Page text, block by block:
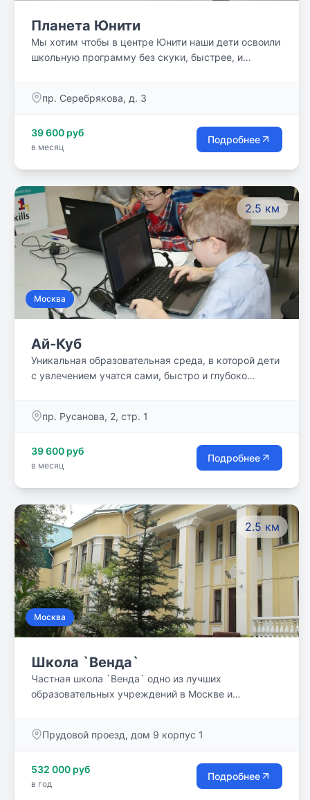
Планета Юнити
Мы хотим чтобы в центре Юнити наши дети освоили
школьную программу без скуки, быстрее, и
пр. Серебрякова, д. 3
39 600 руб
в месяц
Подробнее
2.5 км
Москва
Ай-Куб
Уникальная образовательная среда, в которой дети
с увлечением учатся сами, быстро и глубоко
пр. Русанова, 2, стр. 1
39 600 руб
в месяц
Подробнее
2.5 км
Москва
Школа `Венда`
Частная школа `Венда` одно из лучших
образовательных учреждений в Москве и
счастливыми, грамотными выпускниками. Самое
заинтересованное отношение к каждому ребёнку -
отношение, при котором ученик не чувствовал себя
Прудовой проезд, дом 9 корпус 1
532 000 руб
в год
Подробнее